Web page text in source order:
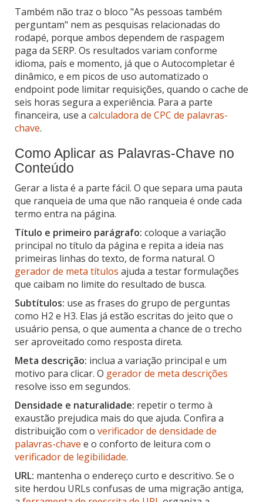
Também não traz o bloco "As pessoas também
perguntam" nem as pesquisas relacionadas do
rodapé, porque ambos dependem de raspagem
paga da SERP. Os resultados variam conforme
idioma, país e momento, já que o Autocompletar é
dinâmico, e em picos de uso automatizado o
endpoint pode limitar requisições, quando o cache de
seis horas segura a experiência. Para a parte
financeira, use a calculadora de CPC de palavras-
chave.
Como Aplicar as Palavras-Chave no
Conteúdo
Gerar a lista é a parte fácil. O que separa uma pauta
que ranqueia de uma que não ranqueia é onde cada
termo entra na página.
Título e primeiro parágrafo: coloque a variação
principal no título da página e repita a ideia nas
primeiras linhas do texto, de forma natural. O
gerador de meta títulos ajuda a testar formulações
que caibam no limite do resultado de busca.
Subtítulos: use as frases do grupo de perguntas
como H2 e H3. Elas já estão escritas do jeito que o
usuário pensa, o que aumenta a chance de o trecho
ser aproveitado como resposta direta.
Meta descrição: inclua a variação principal e um
motivo para clicar. O gerador de meta descrições
resolve isso em segundos.
Densidade e naturalidade: repetir o termo à
exaustão prejudica mais do que ajuda. Confira a
distribuição com o verificador de densidade de
palavras-chave e o conforto de leitura com o
verificador de legibilidade.
URL: mantenha o endereço curto e descritivo. Se o
site herdou URLs confusas de uma migração antiga,